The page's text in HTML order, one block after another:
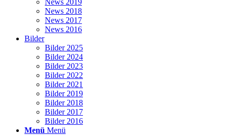
News 2019
News 2018
News 2017
News 2016
Bilder
Bilder 2025
Bilder 2024
Bilder 2023
Bilder 2022
Bilder 2021
Bilder 2019
Bilder 2018
Bilder 2017
Bilder 2016
Menü Menü